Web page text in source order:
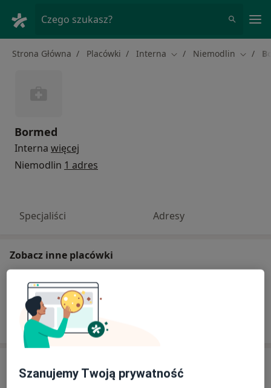
Czego szukasz?
Strona Główna Placówki Interna Zmień miasto
Niemodlin Zmień
Bormed
Interna więcej
Niemodlin 1 adres
Specjaliści Adresy
Zobacz inne placówki
Pediatra
Szukaj innej specjalizacji
Szanujemy Twoją prywatność